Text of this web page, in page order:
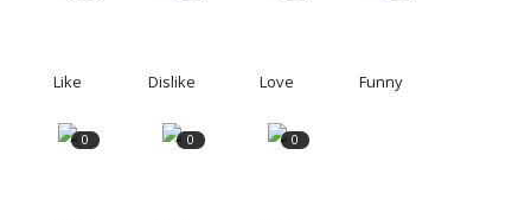
Like Dislike Love Funny
0 0 0